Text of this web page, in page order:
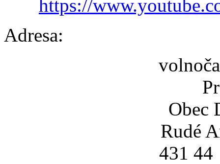
https://
Adresa:
Obec
Rudé
431